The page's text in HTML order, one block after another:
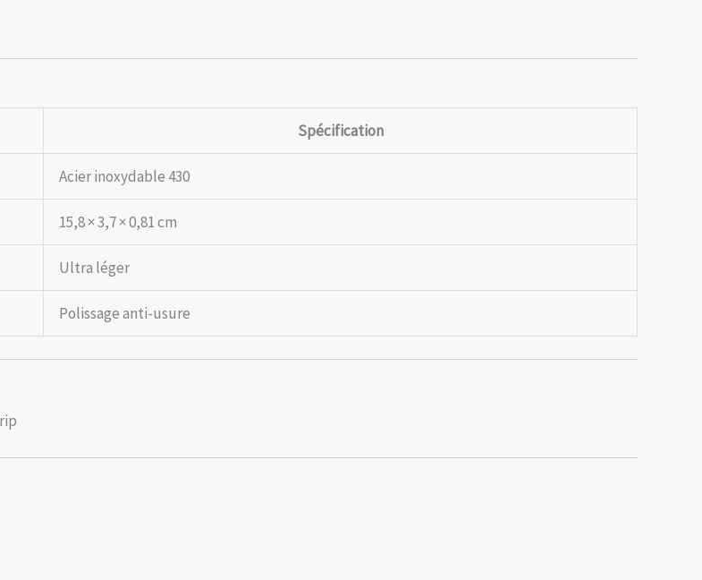
Spécification
Acier inoxydable 430
15,8 × 3,7 × 0,81 cm
Ultra léger
Polissage anti-usure